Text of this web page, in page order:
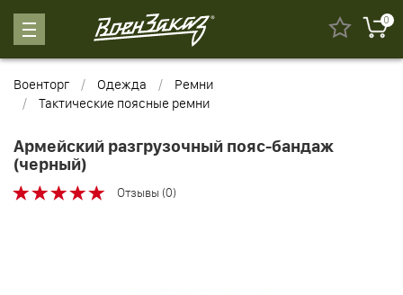
0
Военторг Одежда
Ремни
Тактические поясные ремни
Армейский разгрузочный пояс-бандаж
(черный)
Отзывы (0)